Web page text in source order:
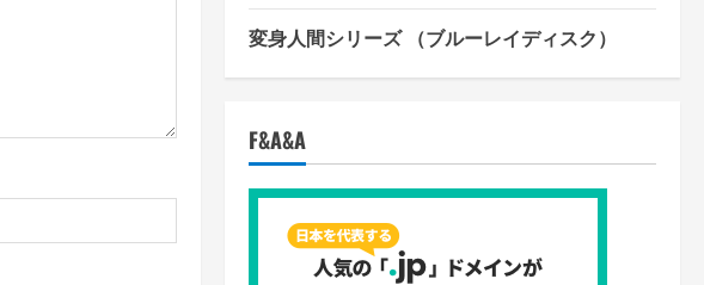
変身人間シリーズ （ブルーレイディスク）
F&A&A